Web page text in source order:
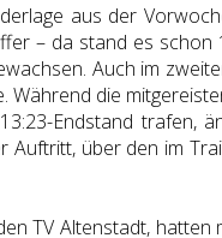
aus der
– da stand es schon
Auch im
die
Endstand trafen,
über den im
TV Altenstadt,